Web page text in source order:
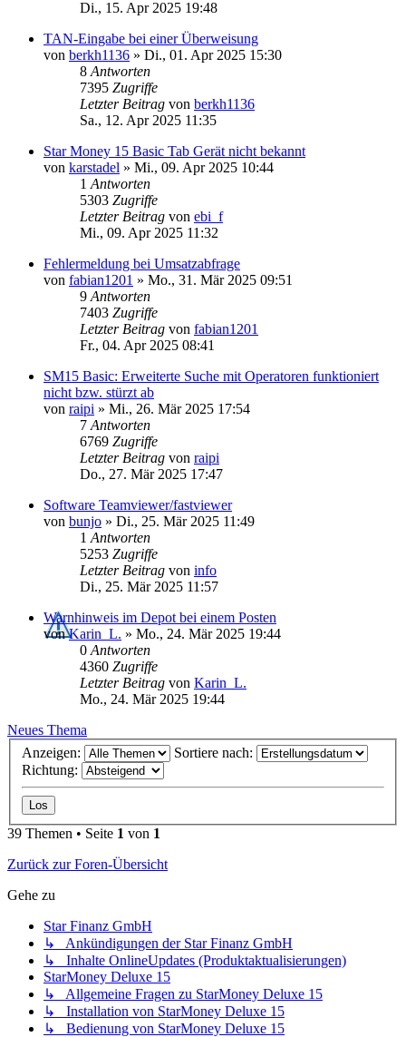
Di., 15. Apr 2025 19:48
TAN-Eingabe bei einer Überweisung
von berkh1136 » Di., 01. Apr 2025 15:30
8 Antworten
7395 Zugriffe
Letzter Beitrag von berkh1136
Sa., 12. Apr 2025 11:35
Star Money 15 Basic Tab Gerät nicht bekannt
von karstadel » Mi., 09. Apr 2025 10:44
1 Antworten
5303 Zugriffe
Letzter Beitrag von ebi_f
Mi., 09. Apr 2025 11:32
Fehlermeldung bei Umsatzabfrage
von fabian1201 » Mo., 31. Mär 2025 09:51
9 Antworten
7403 Zugriffe
Letzter Beitrag von fabian1201
Fr., 04. Apr 2025 08:41
SM15 Basic: Erweiterte Suche mit Operatoren funktioniert
nicht bzw. stürzt ab
von raipi » Mi., 26. Mär 2025 17:54
7 Antworten
6769 Zugriffe
Letzter Beitrag von raipi
Do., 27. Mär 2025 17:47
Software Teamviewer/fastviewer
von bunjo » Di., 25. Mär 2025 11:49
1 Antworten
5253 Zugriffe
Letzter Beitrag von info
Di., 25. Mär 2025 11:57
Warnhinweis im Depot bei einem Posten
vonKarin_L. » Mo., 24. Mär 2025 19:44
0 Antworten
4360 Zugriffe
Letzter Beitrag von Karin_L.
Mo., 24. Mär 2025 19:44
Neues Thema
Anzeigen:
Sortiere nach:
Richtung:
39 Themen • Seite 1 von 1
Zurück zur Foren-Übersicht
Gehe zu
Star Finanz GmbH
↳ Ankündigungen der Star Finanz GmbH
↳ Inhalte OnlineUpdates (Produktaktualisierungen)
StarMoney Deluxe 15
↳ Allgemeine Fragen zu StarMoney Deluxe 15
↳ Installation von StarMoney Deluxe 15
↳ Bedienung von StarMoney Deluxe 15